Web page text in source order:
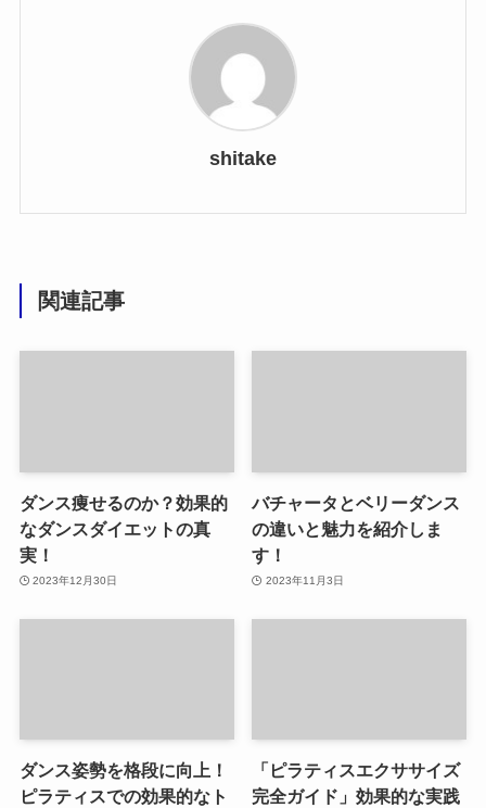
shitake
関連記事
ダンス痩せるのか？効果的
なダンスダイエットの真
実！
2023年12月30日
バチャータとベリーダンス
の違いと魅力を紹介しま
す！
2023年11月3日
ダンス姿勢を格段に向上！
ピラティスでの効果的なト
「ピラティスエクササイズ
完全ガイド」効果的な実践